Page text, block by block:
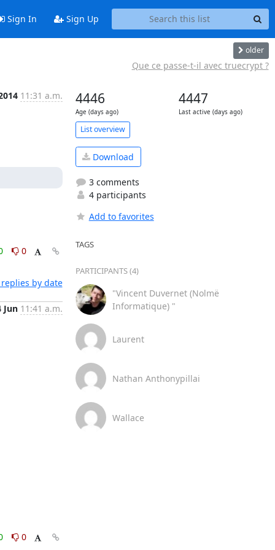
Sign In Sign Up
older
Que ce passe-t-il avec truecrypt ?
11:31 a.m.
0
by date
Jun 11:41 a.m.
0
4446
Age (days ago)
4447
Last active (days ago)
List overview
Download
3 comments
4 participants
Add to favorites
TAGS
PARTICIPANTS (4)
"Vincent Duvernet (Nolmë
Informatique) "
Laurent
Nathan Anthonypillai
Wallace